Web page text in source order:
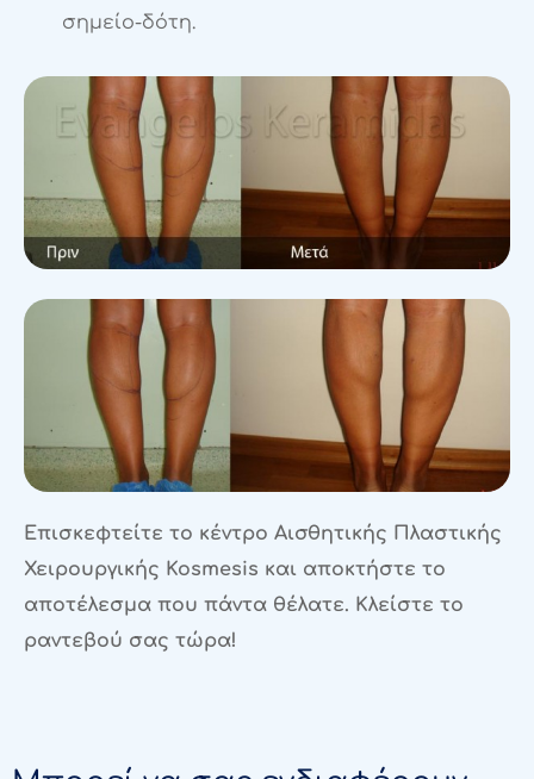
σημείο-δότη.
Επισκεφτείτε το κέντρο Αισθητικής Πλαστικής
Χειρουργικής Kosmesis και αποκτήστε το
αποτέλεσμα που πάντα θέλατε. Κλείστε το
ραντεβού σας τώρα!